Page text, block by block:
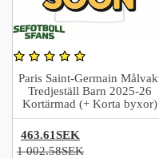
Paris Saint-Germain
Tredjeställ Barn 2025-26
Kortärmad (+ Korta byxor)
463.61SEK
1 002.58SEK